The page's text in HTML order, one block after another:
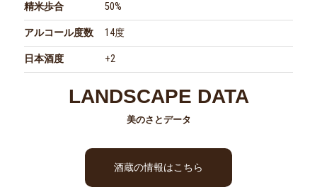
精米歩合 50%
アルコール度数 14度
日本酒度 +2
LANDSCAPE DATA
美のさとデータ
酒蔵の情報はこちら